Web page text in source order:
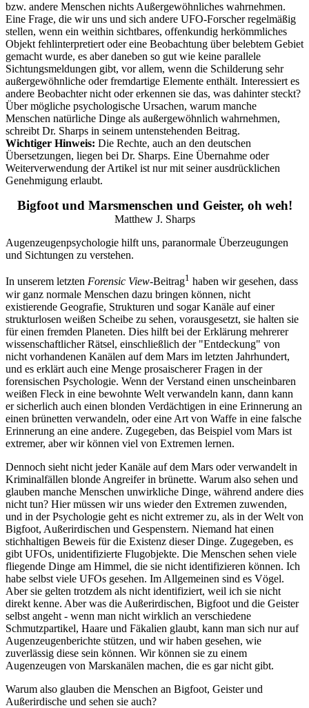
bzw. andere Menschen nichts Außergewöhnliches wahrnehmen.
Eine Frage, die wir uns und sich andere UFO-Forscher regelmäßig
stellen, wenn ein weithin sichtbares, offenkundig herkömmliches
Objekt fehlinterpretiert oder eine Beobachtung über belebtem Gebiet
gemacht wurde, es aber daneben so gut wie keine parallele
Sichtungsmeldungen gibt, vor allem, wenn die Schilderung sehr
außergewöhnliche oder fremdartige Elemente enthält. Interessiert es
andere Beobachter nicht oder erkennen sie das, was dahinter steckt?
Über mögliche psychologische Ursachen, warum manche
Menschen natürliche Dinge als außergewöhnlich wahrnehmen,
schreibt Dr. Sharps in seinem untenstehenden Beitrag.
Wichtiger Hinweis: Die Rechte, auch an den deutschen
Übersetzungen, liegen bei Dr. Sharps. Eine Übernahme oder
Weiterverwendung der Artikel ist nur mit seiner ausdrücklichen
Genehmigung erlaubt.
Bigfoot und Marsmenschen und Geister, oh weh!
Matthew J. Sharps
Augenzeugenpsychologie hilft uns, paranormale Überzeugungen
und Sichtungen zu verstehen.
In unserem letzten Forensic View-Beitrag1 haben wir gesehen, dass
wir ganz normale Menschen dazu bringen können, nicht
existierende Geografie, Strukturen und sogar Kanäle auf einer
strukturlosen weißen Scheibe zu sehen, vorausgesetzt, sie halten sie
für einen fremden Planeten. Dies hilft bei der Erklärung mehrerer
wissenschaftlicher Rätsel, einschließlich der "Entdeckung" von
nicht vorhandenen Kanälen auf dem Mars im letzten Jahrhundert,
und es erklärt auch eine Menge prosaischerer Fragen in der
forensischen Psychologie. Wenn der Verstand einen unschein­baren
weißen Fleck in eine bewohnte Welt verwandeln kann, dann kann
er sicherlich auch einen blonden Verdächtigen in eine Erinnerung an
einen brünetten verwandeln, oder eine Art von Waffe in eine falsche
Erinnerung an eine andere. Zugegeben, das Beispiel vom Mars ist
extremer, aber wir können viel von Extremen lernen.
Dennoch sieht nicht jeder Kanäle auf dem Mars oder verwandelt in
Kriminalfällen blonde Angreifer in brünette. Warum also sehen und
glauben manche Menschen unwirkliche Dinge, während andere dies
nicht tun? Hier müssen wir uns wieder den Extremen zuwenden,
und in der Psychologie geht es nicht extremer zu, als in der Welt von
Bigfoot, Außerirdischen und Gespenstern. Niemand hat einen
stichhaltigen Beweis für die Existenz dieser Dinge. Zugegeben, es
gibt UFOs, unidentifizierte Flugobjekte. Die Menschen sehen viele
fliegende Dinge am Himmel, die sie nicht identifizieren können. Ich
habe selbst viele UFOs gesehen. Im Allgemeinen sind es Vögel.
Aber sie gelten trotzdem als nicht identifiziert, weil ich sie nicht
direkt kenne. Aber was die Außerirdischen, Bigfoot und die Geister
selbst angeht - wenn man nicht wirklich an verschiedene
Schmutzpartikel, Haare und Fäkalien glaubt, kann man sich nur auf
Augenzeugen­berichte stützen, und wir haben gesehen, wie
zuverlässig diese sein können. Wir können sie zu einem
Augenzeugen von Marskanälen machen, die es gar nicht gibt.
Warum also glauben die Menschen an Bigfoot, Geister und
Außerirdische und sehen sie auch?